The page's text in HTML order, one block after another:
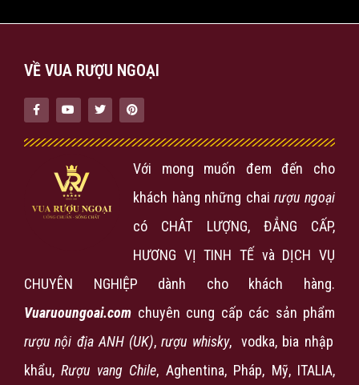
VỀ VUA RƯỢU NGOẠI
Với mong muốn đem đến cho
khách hàng những chairượu ngoại
có CHÂT LƯỢNG, ĐẲNG CẤP,
HƯƠNG VỊ TINH TẾ và DỊCH VỤ
CHUYÊN NGHIỆP dành cho khách hàng.
Vuaruoungoai.com chuyên cung cấp các sản phẩm
rượu nội địa ANH (UK),rượu whisky, vodka, bia nhập
khẩu,Rượu vang Chile, Aghentina, Pháp, Mỹ, ITALIA,